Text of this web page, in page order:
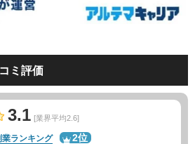
ミ評価
3.1 [業界平均2.6]
業ランキング 2位